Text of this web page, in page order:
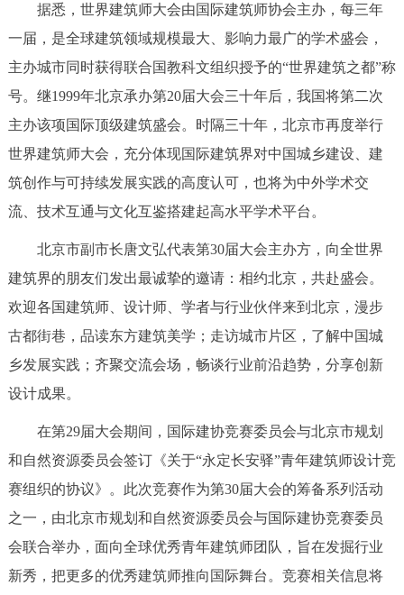
决策公开
政务服务
中介服务 阳光政务
12345网上接诉即办 我要咨询 我要建议
参与调查
走进北京
北京概况 十六区概览 人文北京
绿色北京 图说北京 视频北京
多语种
据悉，世界建筑师大会由国际建筑师协会主办，每三年
一届，是全球建筑领域规模最大、影响力最广的学术盛会，
主办城市同时获得联合国教科文组织授予的“世界建筑之都”称
号。继1999年北京承办第20届大会三十年后，我国将第二次
主办该项国际顶级建筑盛会。时隔三十年，北京市再度举行
世界建筑师大会，充分体现国际建筑界对中国城乡建设、建
筑创作与可持续发展实践的高度认可，也将为中外学术交
流、技术互通与文化互鉴搭建起高水平学术平台。
北京市副市长唐文弘代表第30届大会主办方，向全世界
建筑界的朋友们发出最诚挚的邀请：相约北京，共赴盛会。
欢迎各国建筑师、设计师、学者与行业伙伴来到北京，漫步
古都街巷，品读东方建筑美学；走访城市片区，了解中国城
乡发展实践；齐聚交流会场，畅谈行业前沿趋势，分享创新
设计成果。
在第29届大会期间，国际建协竞赛委员会与北京市规划
和自然资源委员会签订《关于“永定长安驿”青年建筑师设计竞
赛组织的协议》。此次竞赛作为第30届大会的筹备系列活动
之一，由北京市规划和自然资源委员会与国际建协竞赛委员
会联合举办，面向全球优秀青年建筑师团队，旨在发掘行业
新秀，把更多的优秀建筑师推向国际舞台。竞赛相关信息将